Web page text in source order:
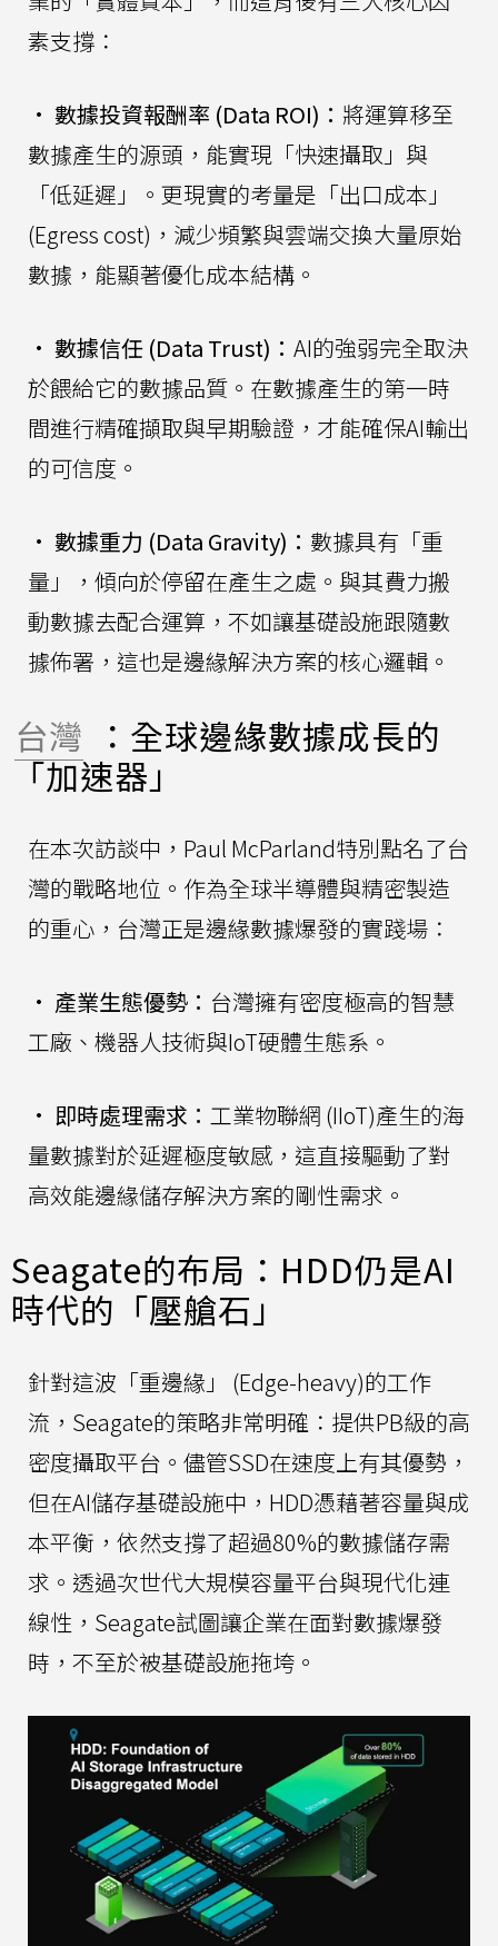
素支撐：
• 數據投資報酬率 (Data ROI)： 將運算移至
數據產生的源頭，能實現「快速攝取」與
「低延遲」。更現實的考量是「出口成本」
(Egress cost)，減少頻繁與雲端交換大量原始
數據，能顯著優化成本結構。
• 數據信任 (Data Trust)： AI的強弱完全取決
於餵給它的數據品質。在數據產生的第一時
間進行精確擷取與早期驗證，才能確保AI輸出
的可信度。
• 數據重力 (Data Gravity)： 數據具有「重
量」，傾向於停留在產生之處。與其費力搬
動數據去配合運算，不如讓基礎設施跟隨數
據佈署，這也是邊緣解決方案的核心邏輯。
台灣 ：全球邊緣數據成長的
「加速器」
在本次訪談中，Paul McParland特別點名了台
灣的戰略地位。作為全球半導體與精密製造
的重心，台灣正是邊緣數據爆發的實踐場：
• 產業生態優勢： 台灣擁有密度極高的智慧
工廠、機器人技術與IoT硬體生態系。
• 即時處理需求： 工業物聯網 (IIoT)產生的海
量數據對於延遲極度敏感，這直接驅動了對
高效能邊緣儲存解決方案的剛性需求。
Seagate的布局：HDD仍是AI
時代的「壓艙石」
針對這波「重邊緣」 (Edge-heavy)的工作
流，Seagate的策略非常明確：提供PB級的高
密度攝取平台。儘管SSD在速度上有其優勢，
但在AI儲存基礎設施中，HDD憑藉著容量與成
本平衡，依然支撐了超過80%的數據儲存需
求。透過次世代大規模容量平台與現代化連
線性，Seagate試圖讓企業在面對數據爆發
時，不至於被基礎設施拖垮。